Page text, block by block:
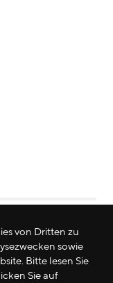
von Dritten zu
sowie
Bitte lesen Sie
Sie auf